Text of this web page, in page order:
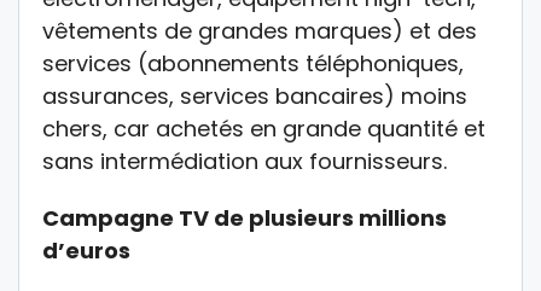
vêtements de grandes marques) et des
services (abonnements téléphoniques,
assurances, services bancaires) moins
chers, car achetés en grande quantité et
sans intermédiation aux fournisseurs.
Campagne TV de plusieurs millions
d’euros